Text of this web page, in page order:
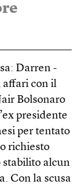
Darren
affari con il
Bolsonaro
presidente
per tentato
richiesto
stabilito alcun
Con la scusa